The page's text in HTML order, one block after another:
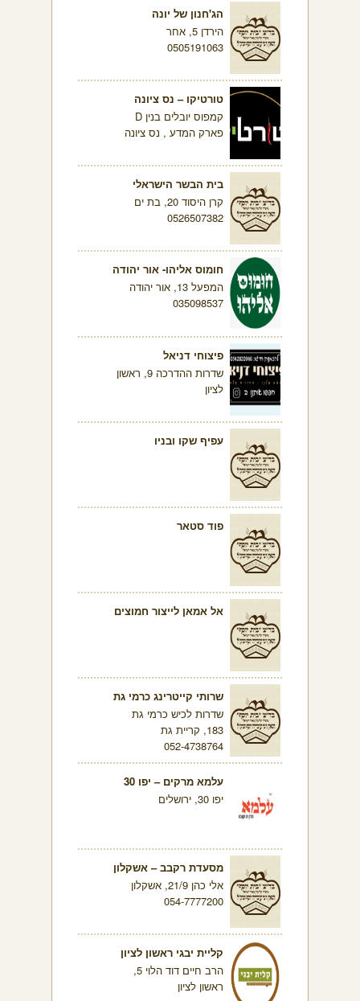
הג'חנון של יונה
הירדן 5, אחר
0505191063
טורטיקו – נס ציונה
קמפוס יובלים בנין D
פארק המדע , נס ציונה
בית הבשר הישראלי
קרן היסוד 20, בת ים
0526507382
חומוס אליהו- אור יהודה
המפעל 13, אור יהודה
035098537
פיצוחי דניאל
שדרות ההדרכה 9, ראשון
לציון
עפיף שקו ובניו
פוד סטאר
אל אמאן לייצור חמוצים
שרותי קייטרינג כרמי גת
שדרות לכיש כרמי גת
183, קריית גת
052-4738764
עלמא מרקים – יפו 30
יפו 30, ירושלים
מסעדת רקבב – אשקלון
אלי כהן 21/9, אשקלון
054-7777200
קליית יבגי ראשון לציון
הרב חיים דוד הלוי 5,
ראשון לציון